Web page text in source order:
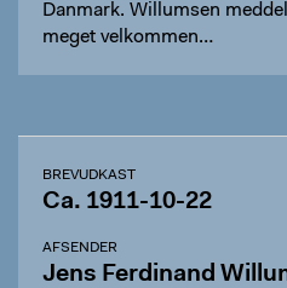
Danmark. Willumsen
meget velkommen…
BREVUDKAST
Ca. 1911-10-22
AFSENDER
Jens Ferdinand